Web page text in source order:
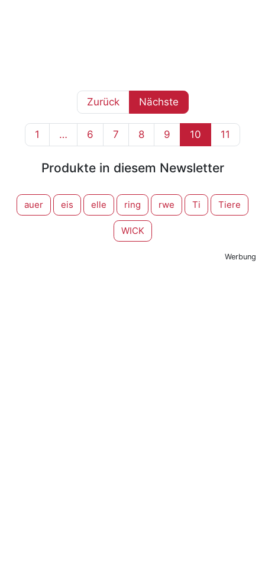
Zurück Nächste
1 … 6 7 8 9 10 11
Produkte in diesem Newsletter
auer eis elle ring rwe Ti Tiere
WICK
Werbung